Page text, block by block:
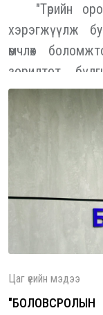
"Төрийн
хэрэгжүүлж
өмчлөх
зорилтот
тусгайлсан
баталсан. Энэ
алба хаагчид
хүрээнд
ны
Цаг үеийн мэдээ
"БОЛОВСРОЛЫН